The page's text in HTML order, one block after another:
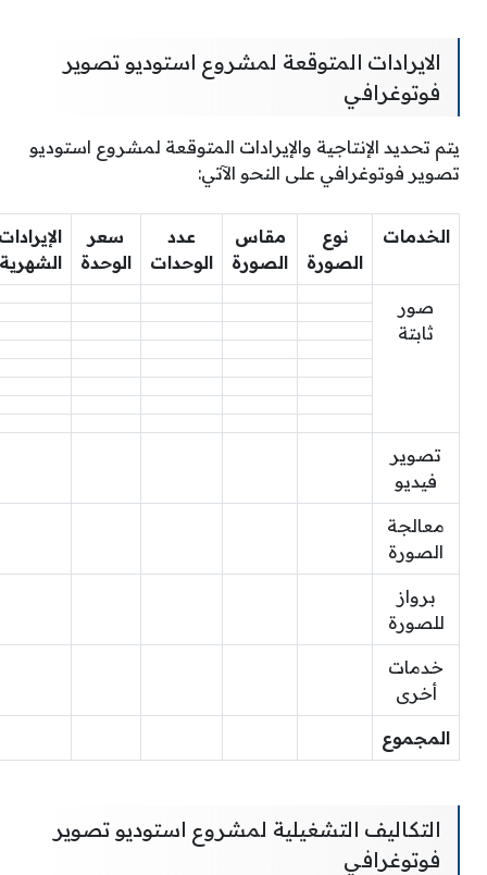
الايرادات المتوقعة لمشروع استوديو تصوير
فوتوغرافي
يتم تحديد الإنتاجية والإيرادات المتوقعة لمشروع استوديو
تصوير فوتوغرافي على النحو الآتي:
الخدمات
نوع
الصورة
مقاس
الصورة
عدد
الوحدات
سعر
الوحدة
صور
ثابتة
تصوير
فيديو
معالجة
الصورة
برواز
للصورة
خدمات
أخرى
المجموع
التكاليف التشغيلية لمشروع استوديو تصوير
فوتوغرافي